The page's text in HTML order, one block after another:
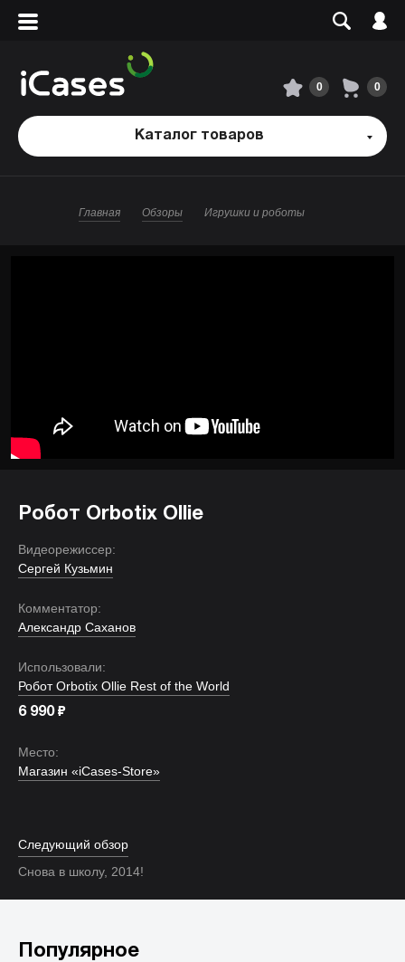
Вход
Сервисный центр
О магазине
0 0
Каталог товаров
Главная Обзоры Игрушки и роботы
Робот Orbotix Ollie
Видеорежиссер:
Сергей Кузьмин
Комментатор:
Александр Саханов
Использовали:
Робот Orbotix Ollie Rest of the World
6 990 ₽
Место:
Магазин «iCases-Store»
Следующий обзор
Снова в школу, 2014!
Популярное